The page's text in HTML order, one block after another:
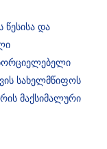
და
სახელმწიფოს
მაქსიმალური